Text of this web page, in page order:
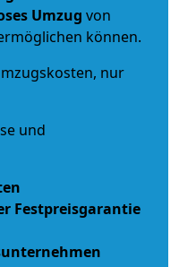
Umzug von
können.
nur
und
Festpreisgarantie